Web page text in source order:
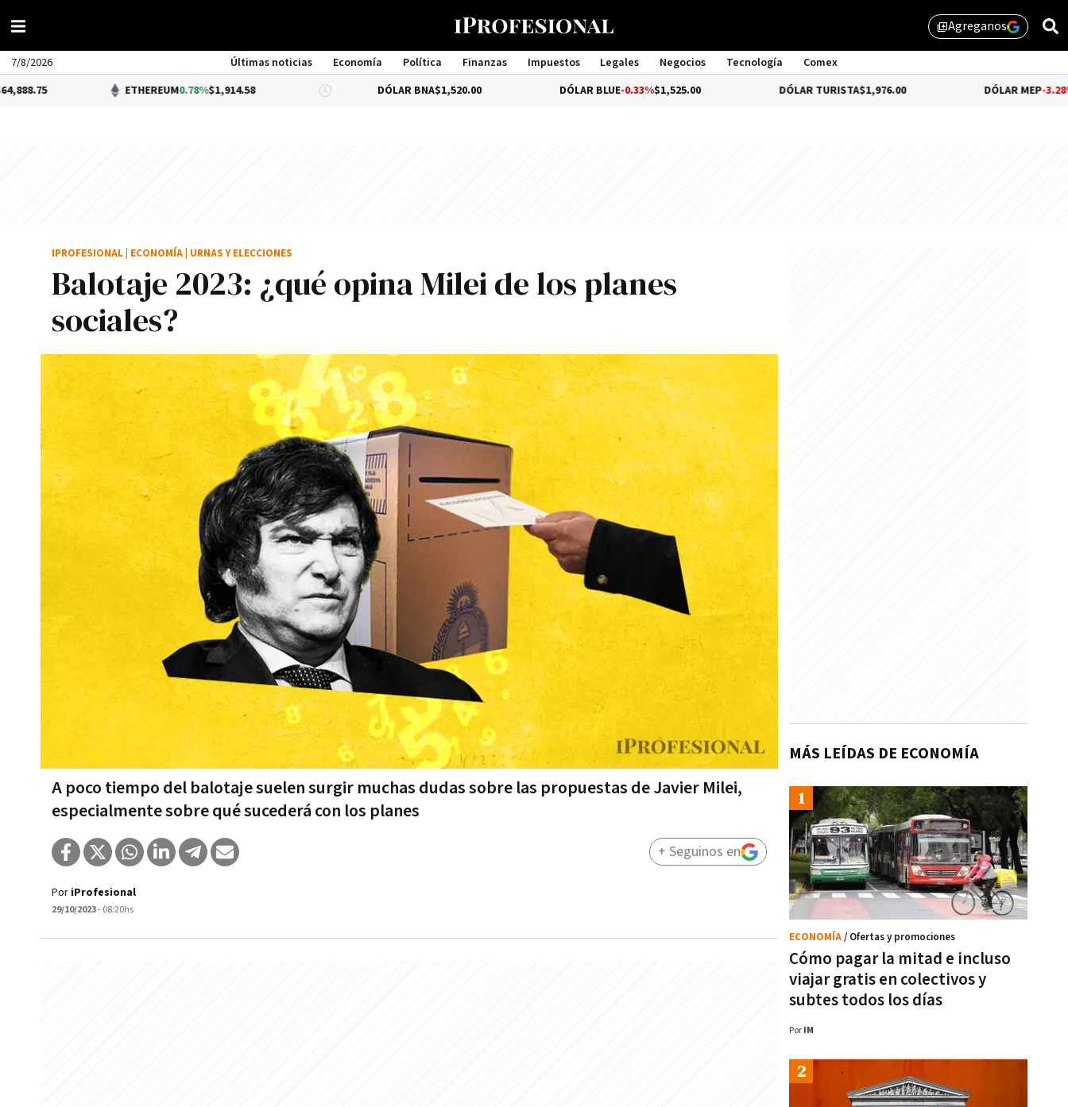
library_addAgreganos
7/8/2026 Últimas noticias Economía Política Finanzas Impuestos Legales Negocios Tecnología
Comex
Management
0.78%$1,914.58 DÓLAR BNA $1,520.00 -0.33%$1,525.00 DÓLAR TURISTA$1,976.00 -3.28%$1,529.31
Balotaje 2023: ¿qué opina Milei de los planes
sociales?
A poco tiempo del balotaje suelen surgir muchas dudas sobre las propuestas de Javier Milei,
especialmente sobre qué sucederá con los planes
IPROFESIONAL ECONOMÍA URNAS Y ELECCIONES
Por iProfesional
29/10/2023- 08:20hs
+ Seguinos en
MÁS LEÍDAS DE ECONOMÍA
Cómo pagar la mitad e incluso
viajar gratis en colectivos y
subtes todos los días
ECONOMÍA/ Ofertas y promociones
Por IM